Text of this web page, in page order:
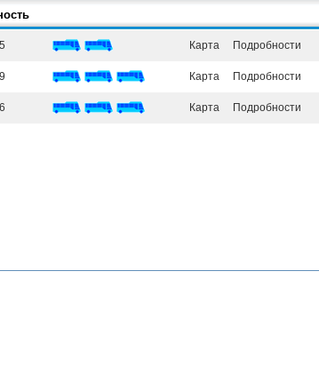
Карта Подробности
Карта Подробности
Карта Подробности